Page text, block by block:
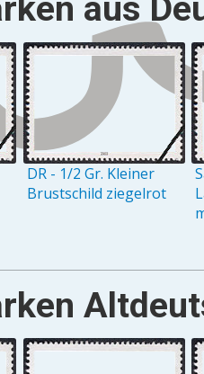
aus
DR - 1/2 Gr. Kleiner
Brustschild ziegelrot